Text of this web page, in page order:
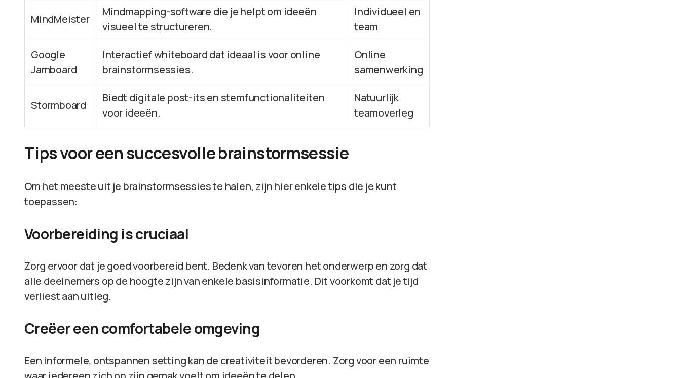
MindMeister
Mindmapping-software die je helpt om ideeën
visueel te structureren.
Individueel en
team
Google
Jamboard
Interactief whiteboard dat ideaal is voor online
brainstormsessies.
Online
samenwerking
Stormboard
Biedt digitale post-its en stemfunctionaliteiten
voor ideeën.
Natuurlijk
teamoverleg
Tips voor een succesvolle brainstormsessie
Om het meeste uit je brainstormsessies te halen, zijn hier enkele tips die je kunt
toepassen:
Voorbereiding is cruciaal
Zorg ervoor dat je goed voorbereid bent. Bedenk van tevoren het onderwerp en zorg dat
alle deelnemers op de hoogte zijn van enkele basisinformatie. Dit voorkomt dat je tijd
verliest aan uitleg.
Creëer een comfortabele omgeving
Een informele, ontspannen setting kan de creativiteit bevorderen. Zorg voor een ruimte